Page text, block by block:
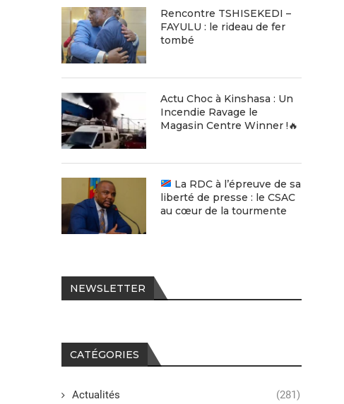
Rencontre TSHISEKEDI –
FAYULU : le rideau de fer
tombé
Actu Choc à Kinshasa : Un
Incendie Ravage le
Magasin Centre Winner !🔥
La RDC à l’épreuve de sa
liberté de presse : le CSAC
au cœur de la tourmente
NEWSLETTER
CATÉGORIES
Actualités (281)